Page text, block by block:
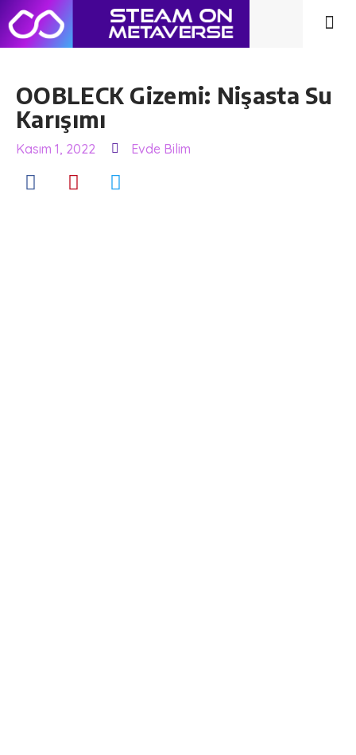
OOBLECK Gizemi: Nişasta Su
Karışımı
Kasım 1, 2022 Evde Bilim